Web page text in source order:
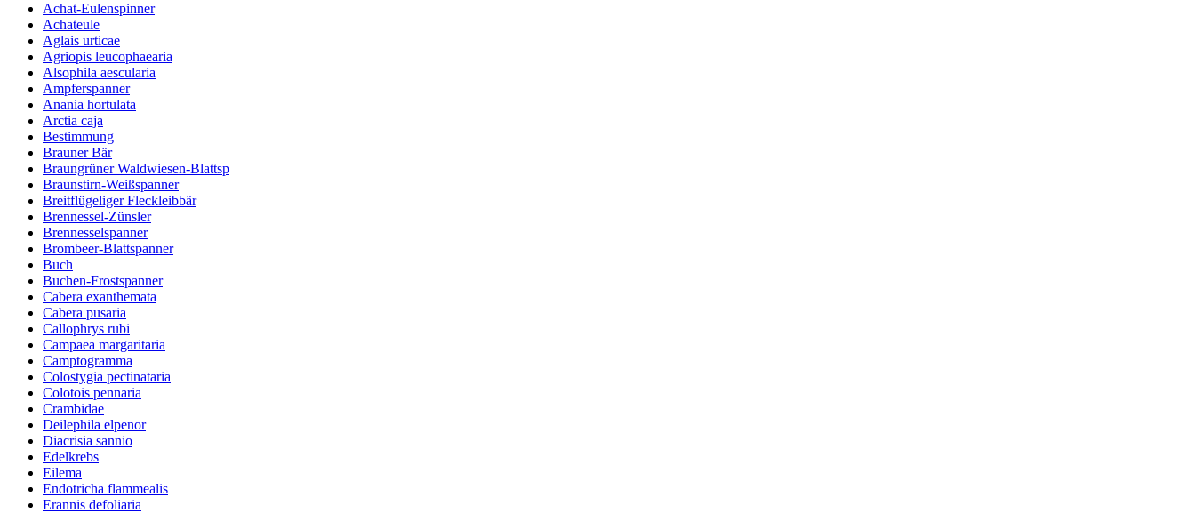
Achat-Eulenspinner
Achateule
Aglais urticae
Agriopis leucophaearia
Alsophila aescularia
Ampferspanner
Anania hortulata
Arctia caja
Bestimmung
Brauner Bär
Braungrüner Waldwiesen-Blattsp
Braunstirn-Weißspanner
Breitflügeliger Fleckleibbär
Brennessel-Zünsler
Brennesselspanner
Brombeer-Blattspanner
Buch
Buchen-Frostspanner
Cabera exanthemata
Cabera pusaria
Callophrys rubi
Campaea margaritaria
Camptogramma
Colostygia pectinataria
Colotois pennaria
Crambidae
Deilephila elpenor
Diacrisia sannio
Edelkrebs
Eilema
Endotricha flammealis
Erannis defoliaria